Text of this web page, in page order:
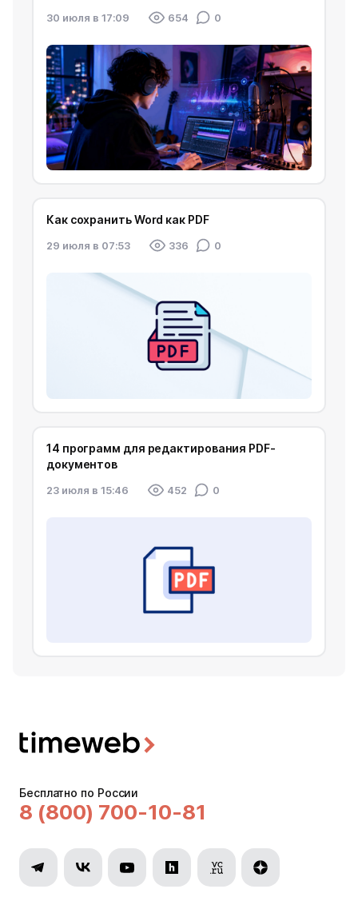
30 июля в 17:09 654 0
Как сохранить Word как PDF
29 июля в 07:53 336 0
14 программ для редактирования PDF-
документов
23 июля в 15:46 452 0
Бесплатно по России
8 (800) 700-10-81